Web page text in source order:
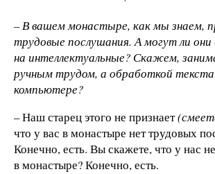
– В вашем монастыре, как мы знаем,
трудовые послушания. А могут ли
на интеллектуальные? Скажем,
ручным трудом, а обработкой
компьютере?
– Наш старец этого не признает
что у вас в монастыре нет трудовых
Конечно, есть. Вы скажете, что у нас
в монастыре? Конечно, есть.